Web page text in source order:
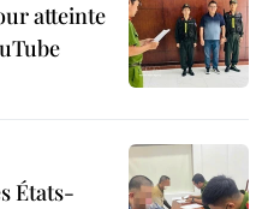
atteinte
États-